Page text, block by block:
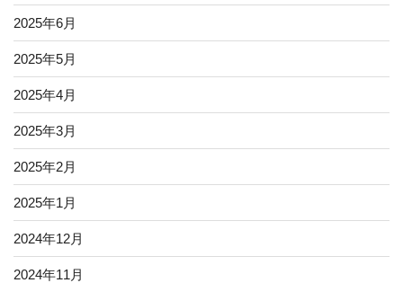
2025年6月
2025年5月
2025年4月
2025年3月
2025年2月
2025年1月
2024年12月
2024年11月